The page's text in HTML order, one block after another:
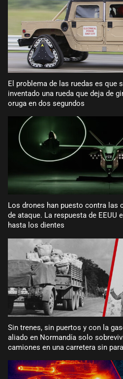
El problema de las ruedas es que
inventado una rueda que deja de
oruga en dos segundos
Los drones han puesto contra las
de ataque. La respuesta de EEUU
hasta los dientes
Sin trenes, sin puertos y con la
aliado en Normandía solo
camiones en una carretera sin